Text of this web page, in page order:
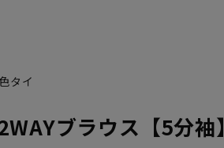
タイ
ブラウス【5分袖】